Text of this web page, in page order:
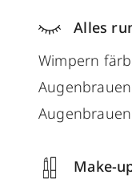
Alles
Wimpern
Make-